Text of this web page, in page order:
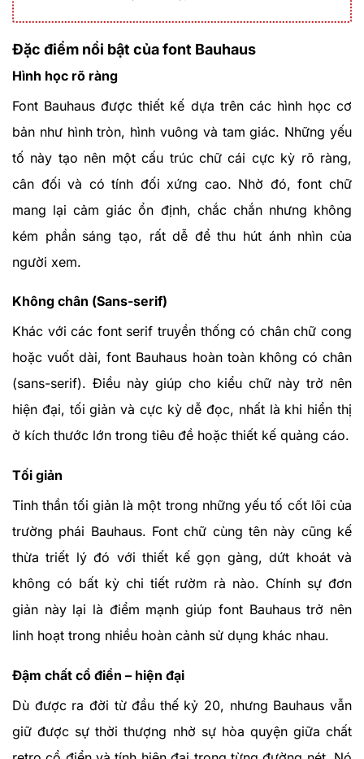
Đặc điểm nổi bật của font Bauhaus
Hình học rõ ràng
Font Bauhaus được thiết kế dựa trên các hình học cơ
bản như hình tròn, hình vuông và tam giác. Những yếu
tố này tạo nên một cấu trúc chữ cái cực kỳ rõ ràng,
cân đối và có tính đối xứng cao. Nhờ đó, font chữ
mang lại cảm giác ổn định, chắc chắn nhưng không
kém phần sáng tạo, rất dễ để thu hút ánh nhìn của
người xem.
Không chân (Sans-serif)
Khác với các font serif truyền thống có chân chữ cong
hoặc vuốt dài, font Bauhaus hoàn toàn không có chân
(sans-serif). Điều này giúp cho kiểu chữ này trở nên
hiện đại, tối giản và cực kỳ dễ đọc, nhất là khi hiển thị
ở kích thước lớn trong tiêu đề hoặc thiết kế quảng cáo.
Tối giản
Tinh thần tối giản là một trong những yếu tố cốt lõi của
trường phái Bauhaus. Font chữ cùng tên này cũng kế
thừa triết lý đó với thiết kế gọn gàng, dứt khoát và
không có bất kỳ chi tiết rườm rà nào. Chính sự đơn
giản này lại là điểm mạnh giúp font Bauhaus trở nên
linh hoạt trong nhiều hoàn cảnh sử dụng khác nhau.
Đậm chất cổ điển – hiện đại
Dù được ra đời từ đầu thế kỷ 20, nhưng Bauhaus vẫn
giữ được sự thời thượng nhờ sự hòa quyện giữa chất